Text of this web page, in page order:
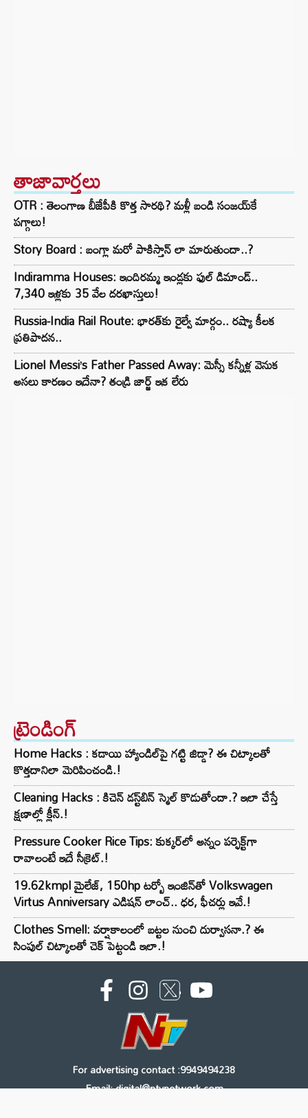
తాజావార్తలు
OTR : తెలంగాణ బీజేపీకి కొత్త సారథి? మళ్లీ బండి సంజయ్‌కే
పగ్గాలు!
Story Board : బంగ్లా మరో పాకిస్తాన్ లా మారుతుందా..?
Indiramma Houses: ఇందిరమ్మ ఇండ్లకు ఫుల్ డిమాండ్..
7,340 ఇళ్లకు 35 వేల దరఖాస్తులు!
Russia-India Rail Route: భారత్‌కు రైల్వే మార్గం.. రష్యా కీలక
ప్రతిపాదన..
Lionel Messi’s Father Passed Away: మెస్సీ కన్నీళ్ల వెనుక
అసలు కారణం ఇదేనా? తండ్రి జార్జ్ ఇక లేరు
ట్రెండింగ్‌
Home Hacks : కడాయి హ్యాండిల్‌పై గట్టి జిడ్డా? ఈ చిట్కాలతో
కొత్తదానిలా మెరిపించండి.!
Cleaning Hacks : కిచెన్ డస్ట్‌బిన్ స్మెల్ కొడుతోందా.? ఇలా చేస్తే
క్షణాల్లో క్లీన్.!
Pressure Cooker Rice Tips: కుక్కర్‌లో అన్నం పర్ఫెక్ట్‌గా
రావాలంటే ఇదే సీక్రెట్.!
19.62kmpl మైలేజ్, 150hp టర్బో ఇంజిన్‌తో Volkswagen
Virtus Anniversary ఎడిషన్ లాంచ్.. ధర, ఫీచర్లు ఇవే.!
Clothes Smell: వర్షాకాలంలో బట్టల నుంచి దుర్వాసనా.? ఈ
సింపుల్ చిట్కాలతో చెక్ పెట్టండి ఇలా.!
For advertising contact :9949494238
Email: digital@ntvnetwork.com